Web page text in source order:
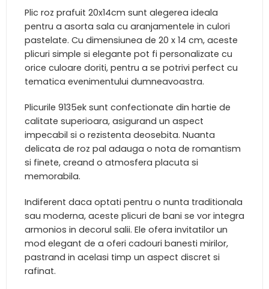
Plic roz prafuit 20x14cm sunt alegerea ideala
pentru a asorta sala cu aranjamentele in culori
pastelate. Cu dimensiunea de 20 x 14 cm, aceste
plicuri simple si elegante pot fi personalizate cu
orice culoare doriti, pentru a se potrivi perfect cu
tematica evenimentului dumneavoastra.
Plicurile 9135ek sunt confectionate din hartie de
calitate superioara, asigurand un aspect
impecabil si o rezistenta deosebita. Nuanta
delicata de roz pal adauga o nota de romantism
si finete, creand o atmosfera placuta si
memorabila.
Indiferent daca optati pentru o nunta traditionala
sau moderna, aceste plicuri de bani se vor integra
armonios in decorul salii. Ele ofera invitatilor un
mod elegant de a oferi cadouri banesti mirilor,
pastrand in acelasi timp un aspect discret si
rafinat.